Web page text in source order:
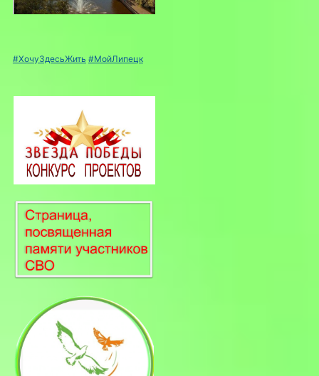
#ХочуЗдесьЖить #МойЛипецк